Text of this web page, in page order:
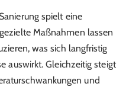
spielt eine
Maßnahmen lassen
was sich langfristig
auswirkt. Gleichzeitig steigt
und